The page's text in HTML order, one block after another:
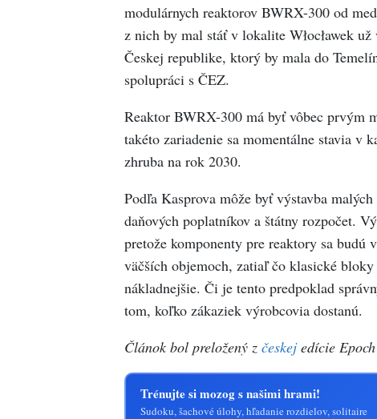
modulárnych reaktorov BWRX-300 od
z nich by mal stáť v lokalite Włocławek
Českej republike, ktorý by mala do
spolupráci s ČEZ.
Reaktor BWRX-300 má byť vôbec prvým
takéto zariadenie sa momentálne stavia v
zhruba na rok 2030.
Podľa Kasprova môže byť výstavba
daňových poplatníkov a štátny rozpočet.
pretože komponenty pre reaktory sa budú
väčších objemoch, zatiaľ čo klasické
nákladnejšie. Či je tento predpoklad
tom, koľko zákaziek výrobcovia dostanú.
Článok bol preložený z českejedície Epoch
Trénujte si mozog s našimi hrami!
Sudoku, šachové úlohy, hľadanie rozdielov, solitaire